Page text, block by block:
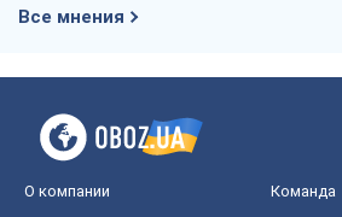
Все мнения
О компании Команда